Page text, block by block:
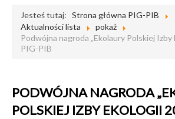
Jesteś tutaj: Strona główna PIG-PIB
Aktualności lista
pokaż
Podwójna nagroda „Ekolaury Polskiej Izby
PIG-PIB
PODWÓJNA NAGRODA
POLSKIEJ IZBY EKOLOGII